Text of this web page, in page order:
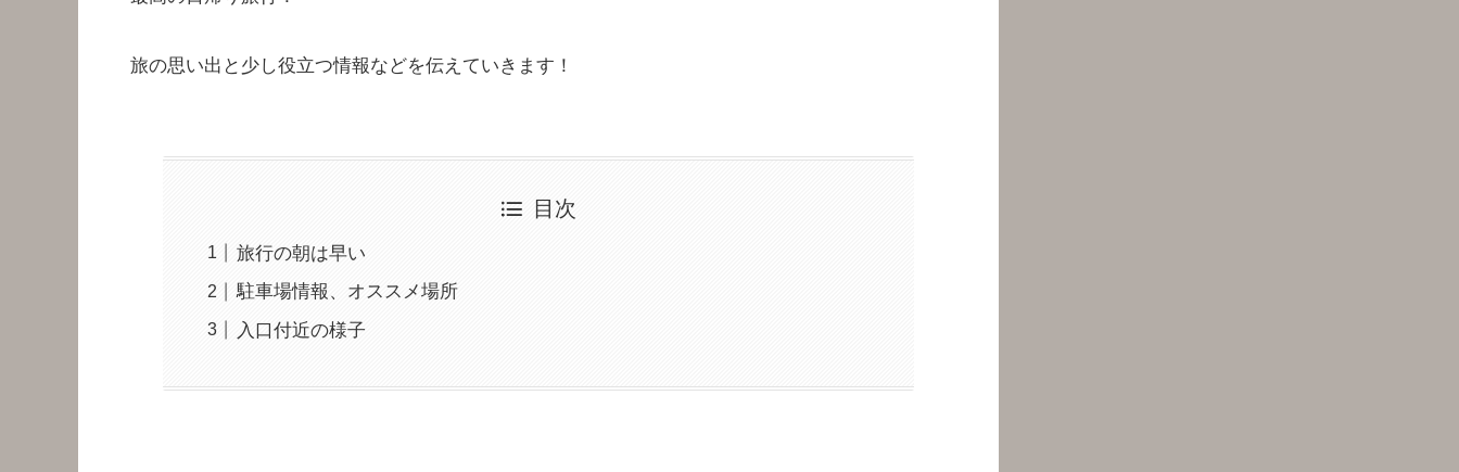
旅の思い出と少し役立つ情報などを伝えていきます！
目次
旅行の朝は早い
駐車場情報、オススメ場所
入口付近の様子